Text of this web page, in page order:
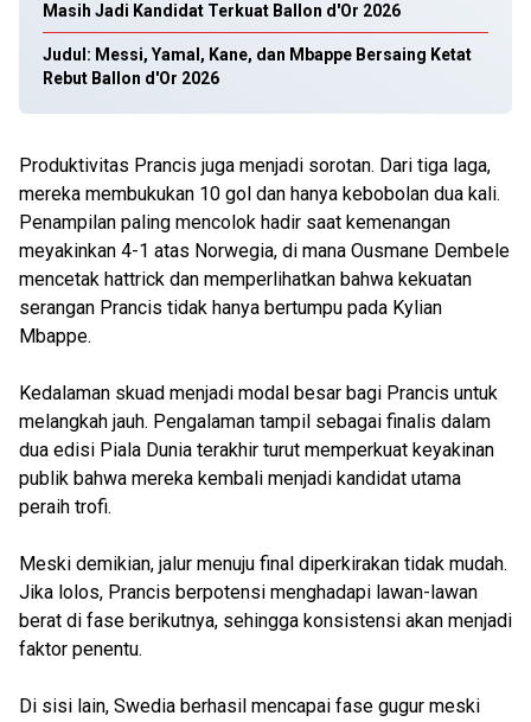
Masih Jadi Kandidat Terkuat Ballon d'Or 2026
Judul: Messi, Yamal, Kane, dan Mbappe Bersaing Ketat
Rebut Ballon d'Or 2026
Produktivitas Prancis juga menjadi sorotan. Dari tiga laga,
mereka membukukan 10 gol dan hanya kebobolan dua kali.
Penampilan paling mencolok hadir saat kemenangan
meyakinkan 4-1 atas Norwegia, di mana Ousmane Dembele
mencetak hattrick dan memperlihatkan bahwa kekuatan
serangan Prancis tidak hanya bertumpu pada Kylian
Mbappe.
Kedalaman skuad menjadi modal besar bagi Prancis untuk
melangkah jauh. Pengalaman tampil sebagai finalis dalam
dua edisi Piala Dunia terakhir turut memperkuat keyakinan
publik bahwa mereka kembali menjadi kandidat utama
peraih trofi.
Meski demikian, jalur menuju final diperkirakan tidak mudah.
Jika lolos, Prancis berpotensi menghadapi lawan-lawan
berat di fase berikutnya, sehingga konsistensi akan menjadi
faktor penentu.
Di sisi lain, Swedia berhasil mencapai fase gugur meski